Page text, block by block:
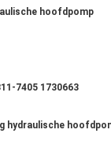
hoofdpomp
7405 1730663
hydraulische